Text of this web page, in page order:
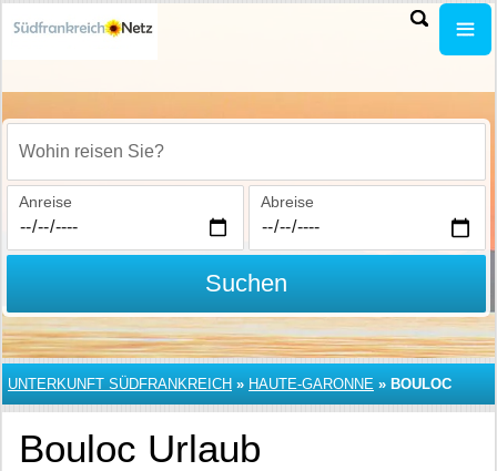
Wohin reisen Sie?
Anreise Abreise
Suchen
UNTERKUNFT SÜDFRANKREICH » HAUTE-GARONNE » BOULOC
Bouloc Urlaub